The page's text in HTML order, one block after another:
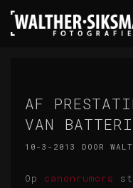
AF
VAN
10-3-2013 DOOR
Op canonrumors